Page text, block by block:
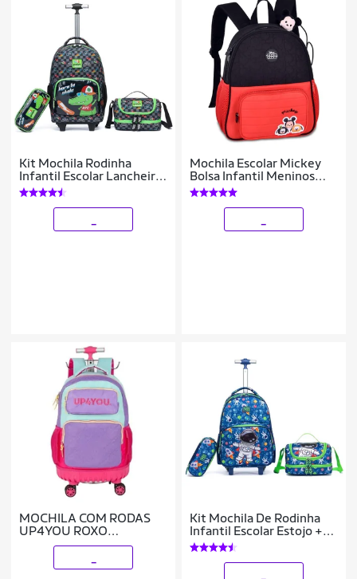
Kit Mochila Rodinha
Infantil Escolar Lancheira
Térmica Estojo 20 Litros
Dinossauro Resistente
Mochila Escolar Mickey
Bolsa Infantil Meninos
Tsum Tsum
MOCHILA COM RODAS
UP4YOU ROXO
MC49062UP-RX
Kit Mochila De Rodinha
Infantil Escolar Estojo +
Lancheira